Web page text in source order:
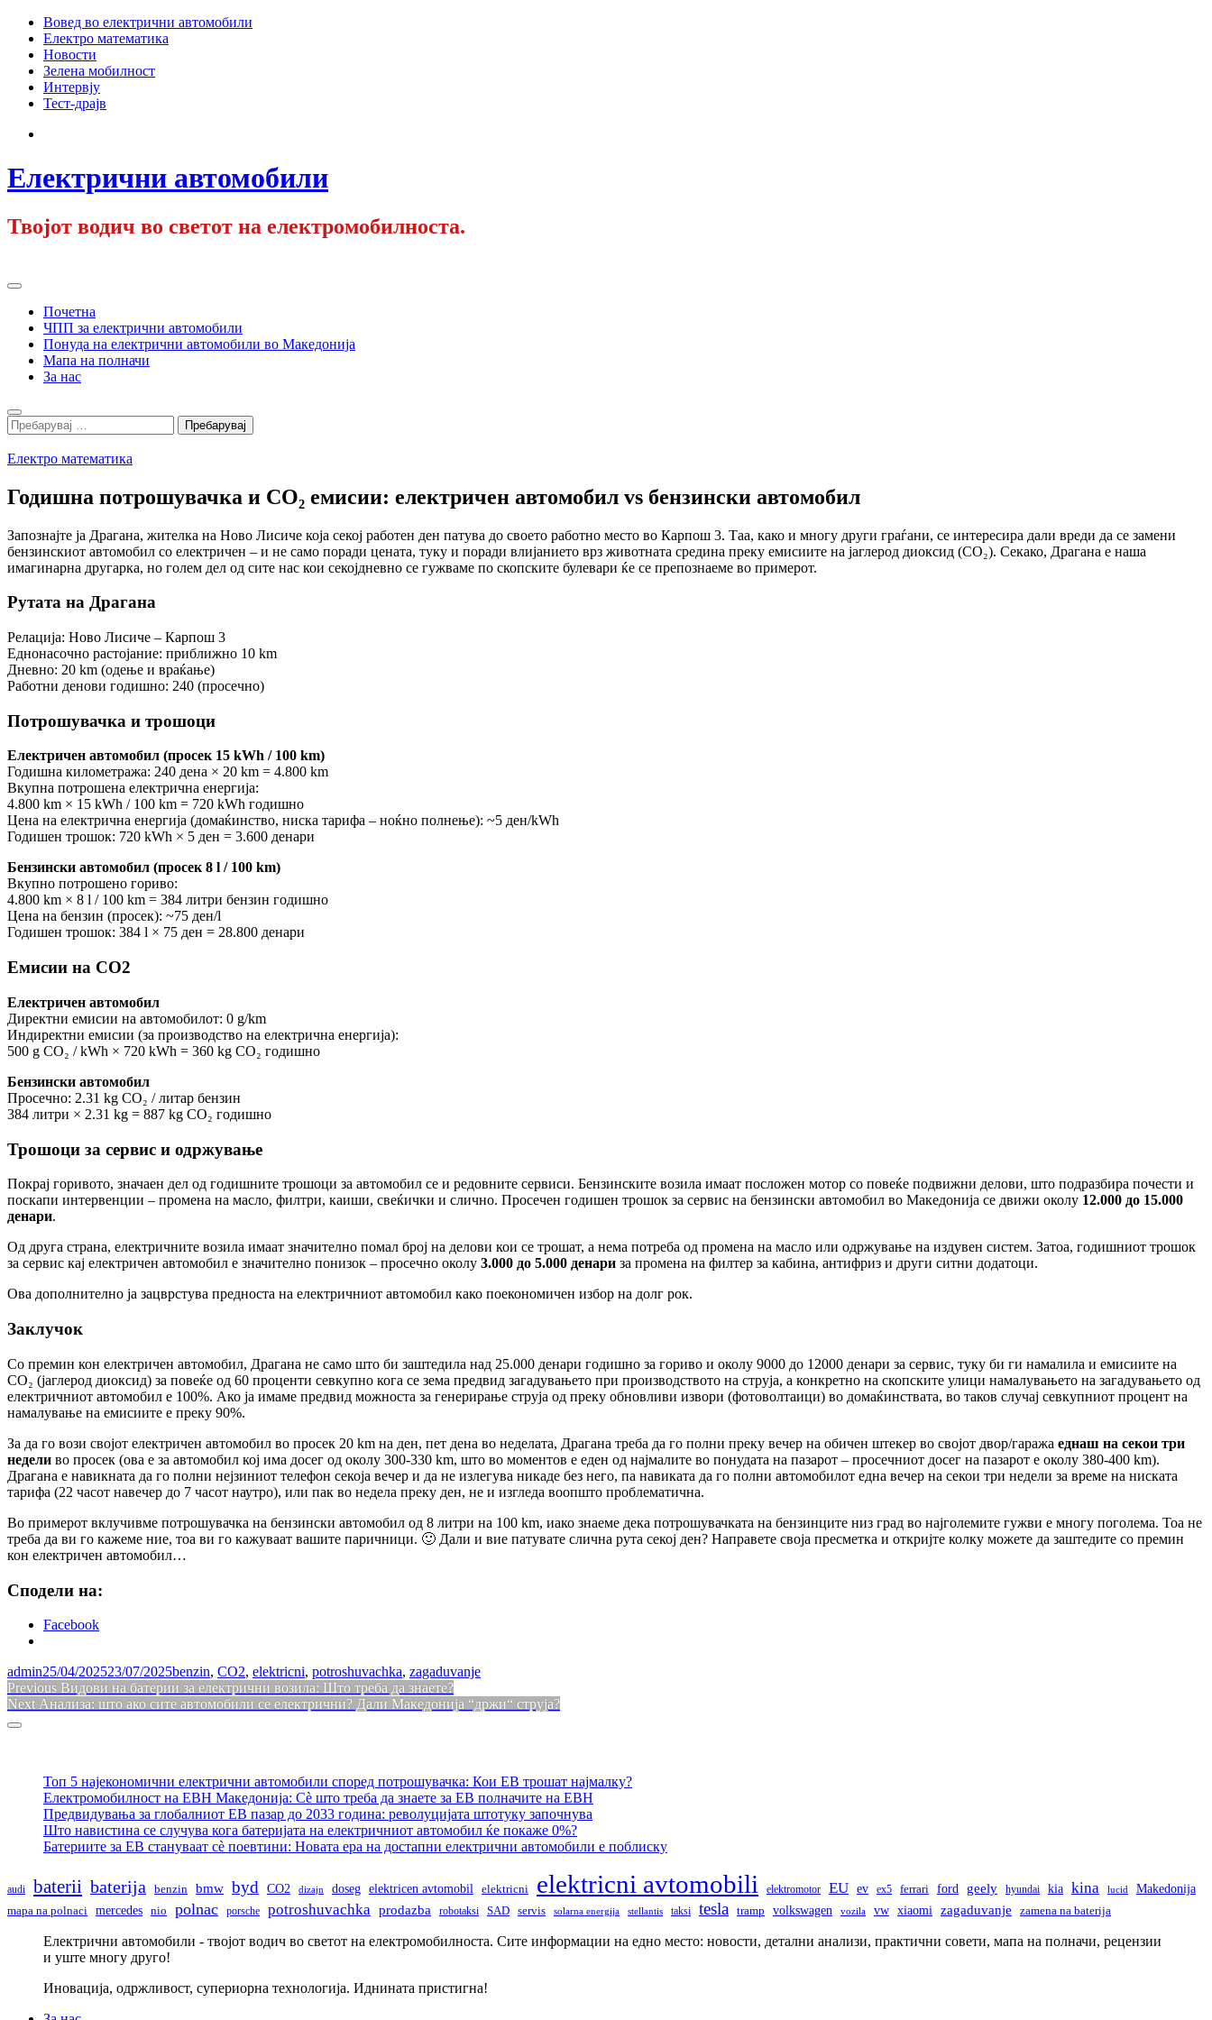
Skip
content
Вовед во електрични автомобили
Електро математика
Новости
Зелена мобилност
Интервју
Тест-драјв
Електрични автомобили
Твојот водич во светот на електромобилноста.
Primary
Почетна
ЧПП за електрични автомобили
Понуда на електрични автомобили во Македонија
Мапа на полначи
За нас
Search
Пребарувај
за:
Електро математика
Годишна потрошувачка и CO₂ емисии: електричен автомобил vs бензински автомобил
Запознајте ја Драгана, жителка на Ново Лисиче која секој работен ден патува до своето работно место во Карпош 3. Таа, како и многу други граѓани, се интересира дали вреди да се замени
бензинскиот автомобил со електричен – и не само поради цената, туку и поради влијанието врз животната средина преку емисиите на јаглерод диоксид (CO₂). Секако, Драгана е наша
имагинарна другарка, но голем дел од сите нас кои секојдневно се гужваме по скопските булевари ќе се препознаеме во примерот.
Рутата на Драгана
Релација: Ново Лисиче – Карпош 3
Еднонасочно растојание: приближно 10 km
Дневно: 20 km (одење и враќање)
Работни денови годишно: 240 (просечно)
Потрошувачка и трошоци
Електричен автомобил (просек 15 kWh / 100 km)
Годишна километража: 240 дена × 20 km = 4.800 km
Вкупна потрошена електрична енергија:
4.800 km × 15 kWh / 100 km = 720 kWh годишно
Цена на електрична енергија (домаќинство, ниска тарифа – ноќно полнење): ~5 ден/kWh
Годишен трошок: 720 kWh × 5 ден = 3.600 денари
Бензински автомобил (просек 8 l / 100 km)
Вкупно потрошено гориво:
4.800 km × 8 l / 100 km = 384 литри бензин годишно
Цена на бензин (просек): ~75 ден/l
Годишен трошок: 384 l × 75 ден = 28.800 денари
Емисии на CO2
Електричен автомобил
Директни емисии на автомобилот: 0 g/km
Индиректни емисии (за производство на електрична енергија):
500 g CO₂ / kWh × 720 kWh = 360 kg CO₂ годишно
Бензински автомобил
Просечно: 2.31 kg CO₂ / литар бензин
384 литри × 2.31 kg = 887 kg CO₂ годишно
Трошоци за сервис и одржување
Покрај горивото, значаен дел од годишните трошоци за автомобил се и редовните сервиси. Бензинските возила имаат посложен мотор со повеќе подвижни делови, што подразбира почести и
поскапи интервенции – промена на масло, филтри, каиши, свеќички и слично. Просечен годишен трошок за сервис на бензински автомобил во Македонија се движи околу 12.000 до 15.000
денари.
Од друга страна, електричните возила имаат значително помал број на делови кои се трошат, а нема потреба од промена на масло или одржување на издувен систем. Затоа, годишниот трошок
за сервис кај електричен автомобил е значително понизок – просечно околу 3.000 до 5.000 денари за промена на филтер за кабина, антифриз и други ситни додатоци.
Ова дополнително ја зацврстува предноста на електричниот автомобил како поекономичен избор на долг рок.
Заклучок
Со премин кон електричен автомобил, Драгана не само што би заштедила над 25.000 денари годишно за гориво и околу 9000 до 12000 денари за сервис, туку би ги намалила и емисиите на
CO₂ (јаглерод диоксид) за повеќе од 60 проценти севкупно кога се зема предвид загадувањето при производството на струја, а конкретно на скопските улици намалувањето на загадувањето од
електричниот автомобил е 100%. Ако ја имаме предвид можноста за генерирање струја од преку обновливи извори (фотоволтаици) во домаќинствата, во таков случај севкупниот процент на
намалување на емисиите е преку 90%.
За да го вози својот електричен автомобил во просек 20 km на ден, пет дена во неделата, Драгана треба да го полни преку вечер на обичен штекер во својот двор/гаража еднаш на секои три
недели во просек (ова е за автомобил кој има досег од околу 300-330 km, што во моментов е еден од најмалите во понудата на пазарот – просечниот досег на пазарот е околу 380-400 km).
Драгана е навикната да го полни нејзиниот телефон секоја вечер и да не излегува никаде без него, па навиката да го полни автомобилот една вечер на секои три недели за време на ниската
тарифа (22 часот навечер до 7 часот наутро), или пак во недела преку ден, не и изгледа воопшто проблематична.
Во примерот вклучивме потрошувачка на бензински автомобил од 8 литри на 100 km, иако знаеме дека потрошувачката на бензинците низ град во најголемите гужви е многу поголема. Тоа не
треба да ви го кажеме ние, тоа ви го кажуваат вашите паричници. 🙂 Дали и вие патувате слична рута секој ден? Направете своја пресметка и откријте колку можете да заштедите со премин
кон електричен автомобил…
Сподели на:
Facebook
admin25/04/202523/07/2025benzin, CO2, elektricni, potroshuvachka, zagaduvanje
Навигација
на
Previous Previous
post:
Видови на батерии за електрични возила: Што треба да знаете?
Next Next
Анализа: што ако сите автомобили се електрични? Дали Македонија “држи“ струја?
Sidebar
Топ 5 најекономични електрични автомобили според потрошувачка: Кои ЕВ трошат најмалку?
Електромобилност на ЕВН Македонија: Сè што треба да знаете за ЕВ полначите на ЕВН
Предвидувања за глобалниот ЕВ пазар до 2033 година: револуцијата штотуку започнува
Што навистина се случува кога батеријата на електричниот автомобил ќе покаже 0%?
Батериите за ЕВ стануваат сè поевтини: Новата ера на достапни електрични автомобили е поблиску
audi baterii baterija benzin bmw byd CO2 dizajn doseg elektricen avtomobil elektricni elektricni avtomobili elektromotor EU ev ex5 ferrari ford geely hyundai kia kina lucid Makedonija
mapa na polnaci mercedes nio polnac porsche potroshuvachka prodazba robotaksi SAD servis solarna energija stellantis taksi tesla tramp volkswagen vozila vw xiaomi zagaduvanje zamena na baterija
Електрични автомобили - твојот водич во светот на електромобилноста. Сите информации на едно место: новости, детални анализи, практични совети, мапа на полначи, рецензии
и уште многу друго!
Иновација, одржливост, супериорна технологија. Иднината пристигна!